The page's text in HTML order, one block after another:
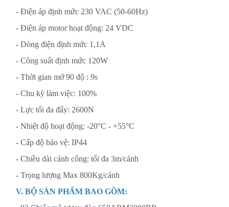
- Điện áp định mức 230 VAC (50-60Hz)
- Điện áp motor hoạt động: 24 VDC
- Dòng điện định mức 1,1A
- Công suất định mức 120W
- Thời gian mở 90 độ : 9s
- Chu kỳ làm việc: 100%
- Lực tối đa đẩy: 2600N
- Nhiệt độ hoạt động: -20°C - +55°C
- Cấp độ bảo vệ: IP44
- Chiều dài cánh cổng: tối đa 3m/cánh
- Trọng lượng Max 800Kg/cánh
V. BỘ SẢN PHẨM BAO GỒM: